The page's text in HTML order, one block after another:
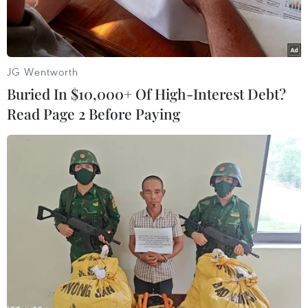
Khách hàng giao dịch vàng miếng. (Ảnh: Đức Duy/Vietnam+)
Mở cửa sáng nay (13/11), hai thương hiệu vàng
miếng trong nước tiếp tục điều chỉnh khác nhau
JG Wentworth
Buried In $10,000+ Of High-Interest Debt?
Read Page 2 Before Paying